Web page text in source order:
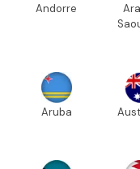
Andorre
Aruba